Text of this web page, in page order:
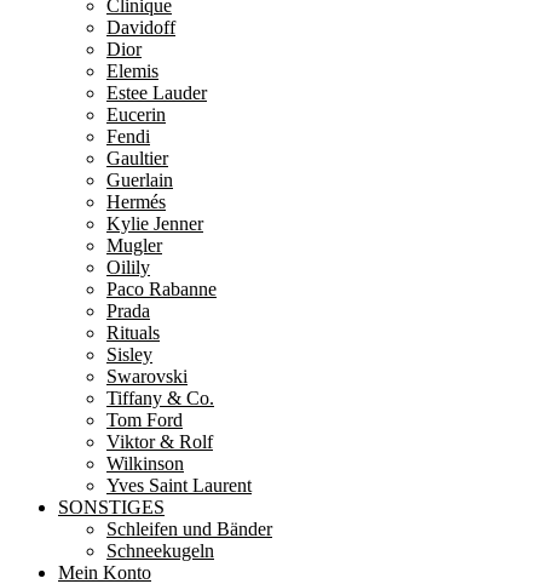
Clinique
Davidoff
Dior
Elemis
Estee Lauder
Eucerin
Fendi
Gaultier
Guerlain
Hermés
Kylie Jenner
Mugler
Oilily
Paco Rabanne
Prada
Rituals
Sisley
Swarovski
Tiffany & Co.
Tom Ford
Viktor & Rolf
Wilkinson
Yves Saint Laurent
SONSTIGES
Schleifen und Bänder
Schneekugeln
Mein Konto